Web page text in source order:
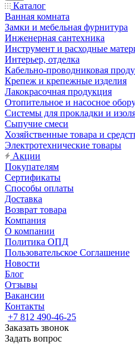
Каталог
Ванная комната
Замки и мебельная фурнитура
Инженерная сантехника
Инструмент и расходные
Интерьер, отделка
Кабельно-проводниковая
Крепеж и крепежные изделия
Лакокрасочная продукция
Отопительное и насосное
Системы для прокладки и
Сыпучие смеси
Хозяйственные товара и
Электротехнические товары
Акции
Покупателям
Сертификаты
Способы оплаты
Доставка
Возврат товара
Компания
О компании
Политика ОПД
Пользовательское Соглашение
Новости
Блог
Отзывы
Вакансии
Контакты
+7 812 490-46-25
Заказать звонок
Задать вопрос